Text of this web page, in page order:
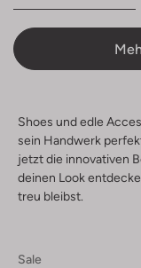
Shoes und edle
sein Handwerk
jetzt die innovativen
deinen Look
treu bleibst.
Sale